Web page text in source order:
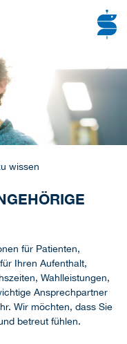
wissen
für Patienten,
Ihren Aufenthalt,
Wahlleistungen,
Ansprechpartner
Wir möchten, dass Sie
betreut fühlen.